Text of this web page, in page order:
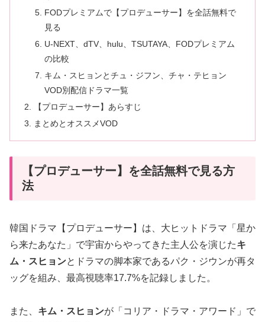
FODプレミアムで【プロデューサー】を全話無料で
見る
U-NEXT、dTV、hulu、TSUTAYA、FODプレミアム
の比較
キム・スヒョンとチュ・ジフン、チャ・テヒョン
VOD別配信ドラマ一覧
【プロデューサー】あらすじ
まとめとオススメVOD
【プロデューサー】を全話無料で見る方
法
韓国ドラマ【プロデューサー】は、大ヒットドラマ「星か
ら来たあなた」で宇宙からやってきた主人公を演じたキ
ム・スヒョンとドラマの脚本家であるパク・ジウンが再タ
ッグを組み、最高視聴率17.7%を記録しました。
また、 キム・スヒョンが「コリア・ドラマ・アワード」で